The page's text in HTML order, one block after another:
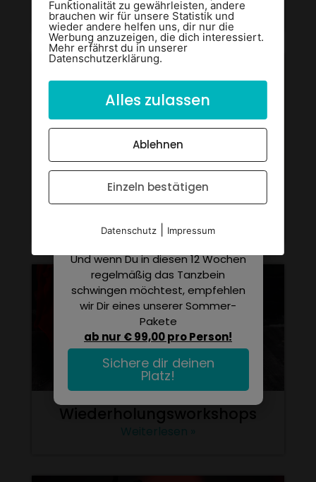
Weiterlesen »
Level 2 | Bronze
Weiterlesen »
Wiederholungsworkshops
Weiterlesen »
Funktionalität zu gewährleisten, andere
brauchen wir für unsere Statistik und
wieder andere helfen uns, dir nur die
Werbung anzuzeigen, die dich interessiert.
Mehr erfährst du in unserer
Datenschutzerklärung.
Alles zulassen
Ablehnen
Einzeln bestätigen
Datenschutz| Impressum
Sei bereit für die
Sommer-Tanzwochen
2026!
Leidenschaft, Bewegung und
Spaß – lass Dir unsere Sommer-
entgehen!
Vom29.06. bis inklusive
bieten wir Dir ein
das keine Wünsche offen lässt.
Und wenn Du in diesen 12 Wochen
regelmäßig das Tanzbein
schwingen möchtest, empfehlen
wir Dir eines unserer Sommer-
Pakete
ab nur € 99,00 pro Person!
Sichere dir deinen
Platz!